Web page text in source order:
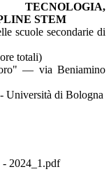
STEM
scuole secondarie di
totali)
— via Beniamino
Università di Bologna
2024_1.pdf